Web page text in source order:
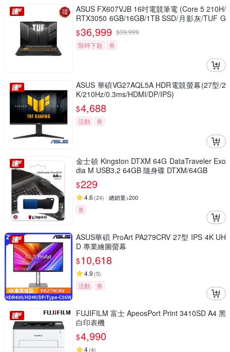
ASUS FX607VJB 16吋電競筆電 (Core 5 210H/
RTX3050 6GB/16GB/1TB SSD/月影灰/TUF G
aming F16)
$36,999 $39,999
限時下殺
券
ASUS 華碩VG27AQL5A HDR電競螢幕(27型/2
K/210Hz/0.3ms/HDMI/DP/IPS)
$4,688
活動 券
金士頓 Kingston DTXM 64G DataTraveler Exo
dia M USB3.2 64GB 隨身碟 DTXM/64GB
$229
4.6 (24) 總銷量>200
券
ASUS華碩 ProArt PA279CRV 27型 IPS 4K UH
D 專業繪圖螢幕
$10,618
4.9 (5)
活動 券
FUJIFILM 富士 ApeosPort Print 3410SD A4 黑
白印表機
$4,990
4(4)